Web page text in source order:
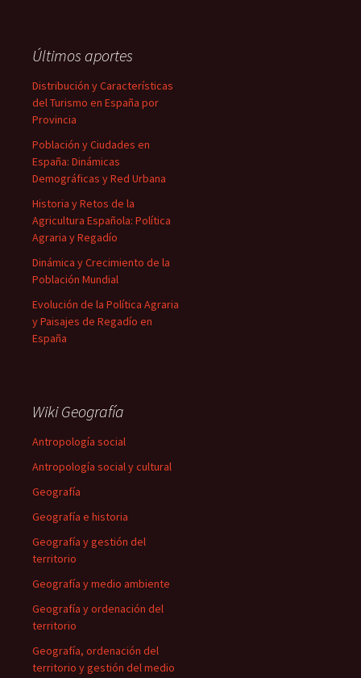
Últimos aportes
Distribución y Características
del Turismo en España por
Provincia
Población y Ciudades en
España: Dinámicas
Demográficas y Red Urbana
Historia y Retos de la
Agricultura Española: Política
Agraria y Regadío
Dinámica y Crecimiento de la
Población Mundial
Evolución de la Política Agraria
y Paisajes de Regadío en
España
Wiki Geografía
Antropología social
Antropología social y cultural
Geografía
Geografía e historia
Geografía y gestión del
territorio
Geografía y medio ambiente
Geografía y ordenación del
territorio
Geografía, ordenación del
territorio y gestión del medio